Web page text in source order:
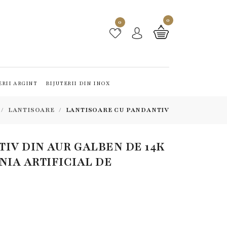
0 0
ARGINT BIJUTERII DIN INOX
LANTISOARE LANTISOARE CU PANDANTIV
DIN AUR GALBEN DE 14K
ARTIFICIAL DE